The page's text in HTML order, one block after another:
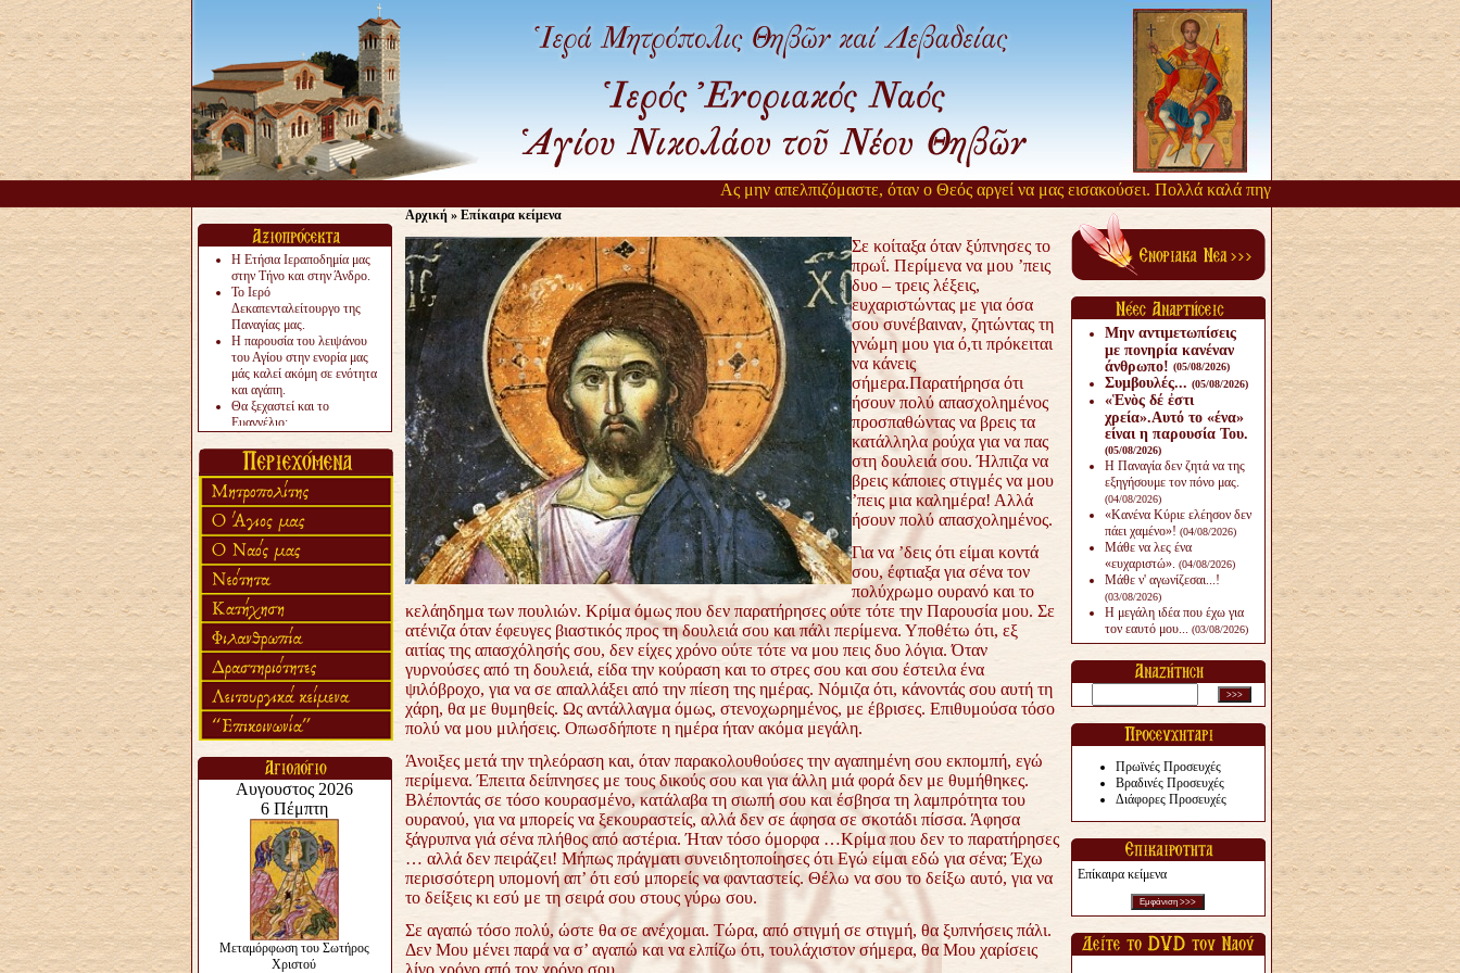
Ας μην απελπιζόμαστε, όταν ο Θεός αργεί να μας εισακούσει. Πολλά καλά πηγάζουν, από την αργοπορία
Η Ετήσια Ιεραποδημία μας
στην Τήνο και στην Άνδρο.
Το Ιερό
Δεκαπενταλείτουργο της
Παναγίας μας.
Η παρουσία του λειψάνου
του Αγίου στην ενορία μας
μάς καλεί ακόμη σε ενότητα
και αγάπη.
Θα ξεχαστεί και το
Ευαγγέλιο;
«πολύ αργά».
Ζητείται....
Αρχική» Επίκαιρα κείμενα
Σε κοίταξα όταν ξύπνησες το
πρωΐ. Περίμενα να μου ’πεις
δυο – τρεις λέξεις,
ευχαριστώντας με για όσα
σου συνέβαιναν, ζητώντας τη
γνώμη μου για ό,τι πρόκειται
να κάνεις
σήμερα.Παρατήρησα ότι
ήσουν πολύ απασχολημένος
προσπαθώντας να βρεις τα
κατάλληλα ρούχα για να πας
στη δουλειά σου. Ήλπιζα να
βρεις κάποιες στιγμές να μου
’πεις μια καλημέρα! Αλλά
ήσουν πολύ απασχολημένος.
Για να ’δεις ότι είμαι κοντά
σου, έφτιαξα για σένα τον
πολύχρωμο ουρανό και το
κελάηδημα των πουλιών. Κρίμα όμως που δεν παρατήρησες ούτε τότε την Παρουσία μου. Σε
ατένιζα όταν έφευγες βιαστικός προς τη δουλειά σου και πάλι περίμενα. Υποθέτω ότι, εξ
αιτίας της απασχόλησής σου, δεν είχες χρόνο ούτε τότε να μου πεις δυο λόγια. Όταν
γυρνούσες από τη δουλειά, είδα την κούραση και το στρες σου και σου έστειλα ένα
ψιλόβροχο, για να σε απαλλάξει από την πίεση της ημέρας. Νόμιζα ότι, κάνοντάς σου αυτή τη
χάρη, θα με θυμηθείς. Ως αντάλλαγμα όμως, στενοχωρημένος, με έβρισες. Επιθυμούσα τόσο
πολύ να μου μιλήσεις. Οπωσδήποτε η ημέρα ήταν ακόμα μεγάλη.
Άνοιξες μετά την τηλεόραση και, όταν παρακολουθούσες την αγαπημένη σου εκπομπή, εγώ
περίμενα. Έπειτα δείπνησες με τους δικούς σου και για άλλη μιά φορά δεν με θυμήθηκες.
Βλέποντάς σε τόσο κουρασμένο, κατάλαβα τη σιωπή σου και έσβησα τη λαμπρότητα του
ουρανού, για να μπορείς να ξεκουραστείς, αλλά δεν σε άφησα σε σκοτάδι πίσσα. Άφησα
ξάγρυπνα γιά σένα πλήθος από αστέρια. Ήταν τόσο όμορφα …Κρίμα που δεν το παρατήρησες
… αλλά δεν πειράζει! Μήπως πράγματι συνειδητοποίησες ότι Εγώ είμαι εδώ για σένα; Έχω
περισσότερη υπομονή απ’ ότι εσύ μπορείς να φανταστείς. Θέλω να σου το δείξω αυτό, για να
το δείξεις κι εσύ με τη σειρά σου στους γύρω σου.
Σε αγαπώ τόσο πολύ, ώστε θα σε ανέχομαι. Τώρα, από στιγμή σε στιγμή, θα ξυπνήσεις πάλι.
Δεν Μου μένει παρά να σ’ αγαπώ και να ελπίζω ότι, τουλάχιστον σήμερα, θα Μου χαρίσεις
λίγο χρόνο από τον χρόνο σου..
Μην αντιμετωπίσεις
με πονηρία κανέναν
άνθρω­πο! (05/08/2026)
Συμβουλές... (05/08/2026)
«Ἑνὸς δέ ἐστι
χρεία».Αυτό το «ένα»
είναι η παρουσία Του.
(05/08/2026)
Η Παναγία δεν ζητά να της
εξηγήσουμε τον πόνο μας.
(04/08/2026)
«Κανένα Κύριε ελέησον δεν
πάει χαμένο»! (04/08/2026)
Μάθε να λες ένα
«ευχαριστώ». (04/08/2026)
Μάθε ν' αγωνίζεσαι...!
(03/08/2026)
Η μεγάλη ιδέα που έχω για
τον εαυτό μου... (03/08/2026)
Πρωϊνές Προσευχές
Βραδινές Προσευχές
Διάφορες Προσευχές
Επίκαιρα κείμενα